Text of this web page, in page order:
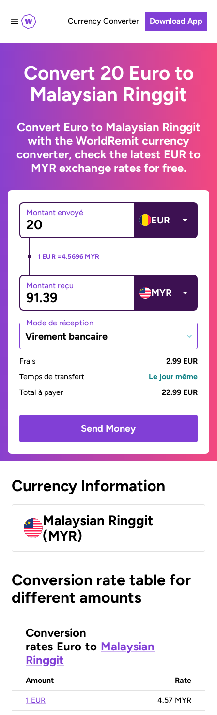
Currency Converter Download App
Convert 20 Euro to
Malaysian Ringgit
Convert Euro to Malaysian Ringgit
with the WorldRemit currency
converter, check the latest EUR to
MYR exchange rates for free.
Montant envoyé
EUR
1 EUR =4.5696 MYR
Montant reçu
MYR
Mode de réception
Virement bancaire
Frais
2.99 EUR
Temps de transfert
Le jour même
Total à payer
22.99 EUR
Send Money
Currency Information
Malaysian Ringgit
(MYR)
Conversion rate table for
different amounts
Conversion
rates Euro to Malaysian
Ringgit
Amount Rate
1 EUR 4.57 MYR